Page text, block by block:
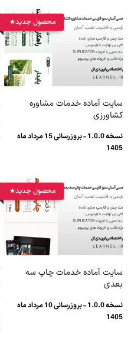
محصول جدید
سایت آماده خدمات مشاوره
کشاورزی
نسخه 1.0.0 - بروزرسانی 15 مرداد ماه
1405
محصول جدید
سایت آماده خدمات چاپ سه
بعدی
نسخه 1.0.0 - بروزرسانی 10 مرداد ماه
1405